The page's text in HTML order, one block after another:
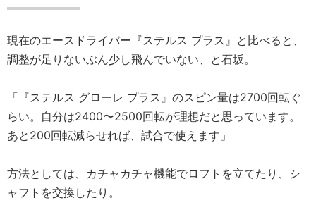
現在のエースドライバー『ステルス プラス』と比べると、
調整が足りないぶん少し飛んでいない、と石坂。
「『ステルス グローレ プラス』のスピン量は2700回転ぐ
らい。自分は2400〜2500回転が理想だと思っています。
あと200回転減らせれば、試合で使えます」
方法としては、カチャカチャ機能でロフトを立てたり、シ
ャフトを交換したり。